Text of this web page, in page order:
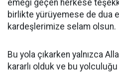
emeği geçen herkese
birlikte yürüyemese de dua
kardeşlerimize selam olsun.
Bu yola çıkarken yalnızca
kararlı olduk ve bu